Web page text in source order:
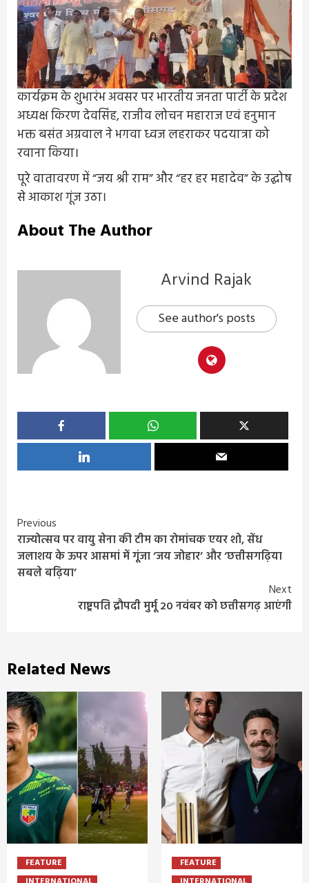
कार्यक्रम के शुभारंभ अवसर पर भारतीय जनता पार्टी के प्रदेश
अध्यक्ष किरण देवसिंह, राजीव लोचन महाराज एवं हनुमान
भक्त बसंत अग्रवाल ने भगवा ध्वज लहराकर पदयात्रा को
रवाना किया।
पूरे वातावरण में “जय श्री राम” और “हर हर महादेव” के उद्घोष
से आकाश गूंज उठा।
About The Author
Arvind Rajak
See author's posts
Continue
Reading
Previous
राज्योत्सव पर वायु सेना की टीम का रोमांचक एयर शो, सेंध
जलाशय के ऊपर आसमां में गूंजा ‘जय जोहार’ और ‘छत्तीसगढ़िया
सबले बढ़िया’
Next
राष्ट्रपति द्रौपदी मुर्मू 20 नवंबर को छत्तीसगढ़ आएंगी
Related News
FEATURE
FEATURE